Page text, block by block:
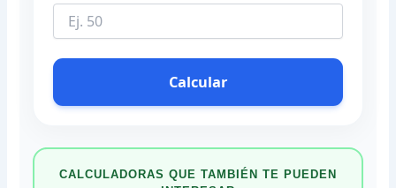
Calcular
CALCULADORAS QUE TAMBIÉN TE PUEDEN